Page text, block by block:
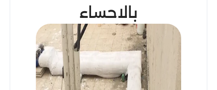
بالاحساء